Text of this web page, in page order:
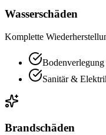
Wasserschäden
Komplette
Sanitär &
Brandschäden